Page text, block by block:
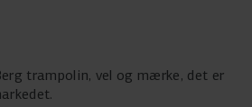
trampolin, vel og mærke, det er